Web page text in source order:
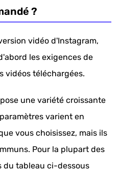
Instagram : Démarrer
rapide et facile
est les différences
Instagram ?
?
vidéo d'Instagram,
les exigences de
vidéos téléchargées.
une variété croissante
varient en
vous choisissez, mais ils
Pour la plupart des
du tableau ci-dessous